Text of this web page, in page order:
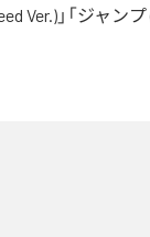
Ver.)」「ジャ